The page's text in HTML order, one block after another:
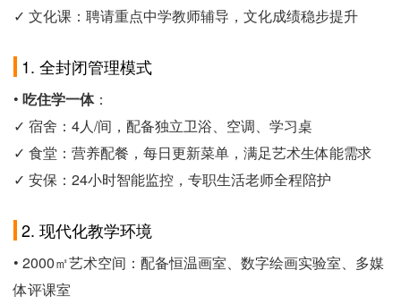
✓ 文化课：聘请重点中学教师辅导，文化成绩稳步提升
1. 全封闭管理模式
• 吃住学一体：
✓ 宿舍：4人/间，配备独立卫浴、空调、学习桌
✓ 食堂：营养配餐，每日更新菜单，满足艺术生体能需求
✓ 安保：24小时智能监控，专职生活老师全程陪护
2. 现代化教学环境
• 2000㎡艺术空间：配备恒温画室、数字绘画实验室、多媒
体评课室